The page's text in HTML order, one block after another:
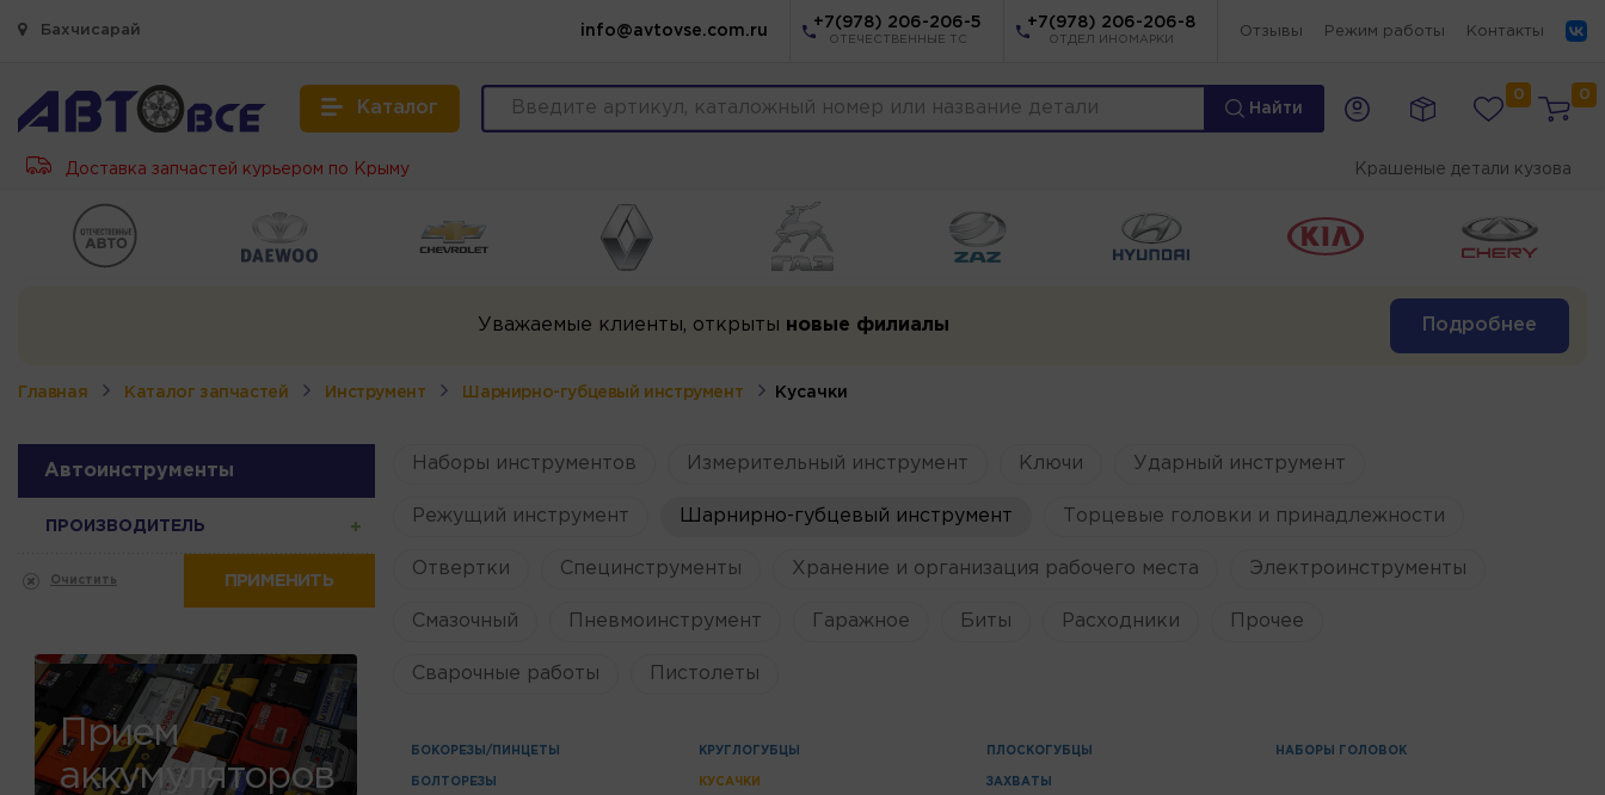
Бахчисарай info@avtovse.com.ru
+7(978) 206-206-5
ОТЕЧЕСТВЕННЫЕ ТС
+7(978) 206-206-8
ОТДЕЛ ИНОМАРКИ
Отзывы Режим работы Контакты
Каталог Найти
0 0
Доставка запчастей курьером по Крыму Крашеные детали кузова
Уважаемые клиенты, открыты новые филиалы Подробнее
Главная Каталог запчастей Инструмент Шарнирно-губцевый инструмент Кусачки
Автоинструменты
ПРОИЗВОДИТЕЛЬ
Очистить ПРИМЕНИТЬ
Прием
аккумуляторов
Наборы инструментов Измерительный инструмент Ключи Ударный инструмент
Режущий инструмент Шарнирно-губцевый инструмент Торцевые головки и принадлежности
Отвертки Специнструменты Хранение и организация рабочего места Электроинструменты
Смазочный Пневмоинструмент Гаражное Биты Расходники Прочее
Сварочные работы Пистолеты
БОКОРЕЗЫ/ПИНЦЕТЫ
БОЛТОРЕЗЫ
КРУГЛОГУБЦЫ
КУСАЧКИ
ПЛОСКОГУБЦЫ
ЗАХВАТЫ
НАБОРЫ ГОЛОВОК